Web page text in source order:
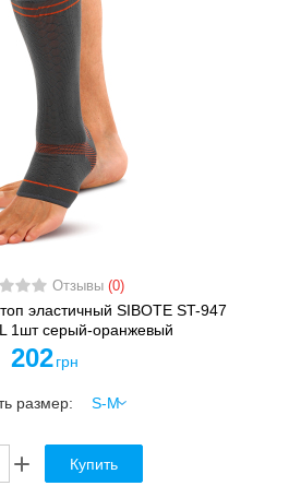
Отзывы (0)
эластичный SIBOTE ST-947
1шт серый-оранжевый
202 грн
размер:
Купить